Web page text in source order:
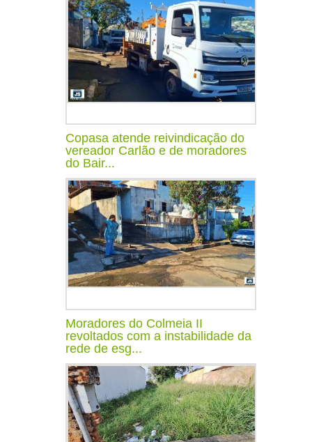
Copasa atende reivindicação do
vereador Carlão e de moradores
do Bair...
Moradores do Colmeia II
revoltados com a instabilidade da
rede de esg...